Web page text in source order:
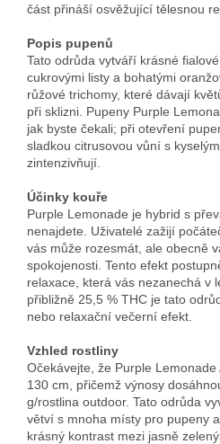
část přináší osvěžující tělesnou
Popis pupenů
Tato odrůda vytváří krásné
cukrovými listy a bohatými
růžové trichomy, které dávají
při sklizni. Pupeny Purple
jak byste čekali; při otevření
sladkou citrusovou vůní s
zintenzivňují.
Účinky kouře
Purple Lemonade je hybrid s
nenajdete. Uživatelé zažijí
vás může rozesmát, ale obecně
spokojenosti. Tento efekt
relaxace, která vás nezanechá v
přibližně 25,5 % THC je tato
nebo relaxační večerní efekt.
Vzhled rostliny
Očekávejte, že Purple
130 cm, přičemž výnosy
g/rostlina outdoor. Tato odrůda
větví s mnoha místy pro pupeny
krásný kontrast mezi jasně